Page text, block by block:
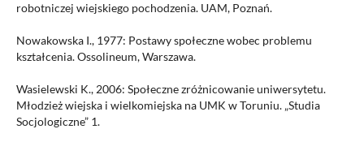
robotniczej wiejskiego pochodzenia. UAM, Poznań.
Nowakowska I., 1977: Postawy społeczne wobec problemu
kształcenia. Ossolineum, Warszawa.
Wasielewski K., 2006: Społeczne zróżnicowanie uniwersytetu.
Młodzież wiejska i wielkomiejska na UMK w Toruniu. „Studia
Socjologiczne” 1.